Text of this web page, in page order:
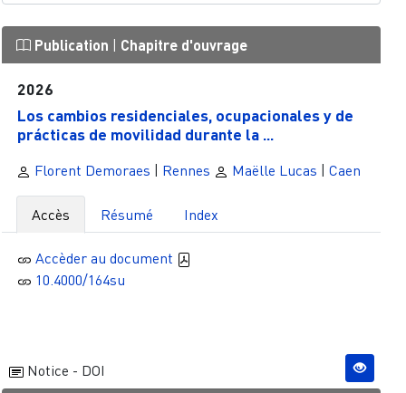
Publication Chapitre d'ouvrage
2026
Los cambios residenciales, ocupacionales y de
prácticas de movilidad durante la ...
Florent Demoraes Rennes Maëlle Lucas Caen
Accès Résumé Index
Accèder au document
10.4000/164su
Notice - DOI